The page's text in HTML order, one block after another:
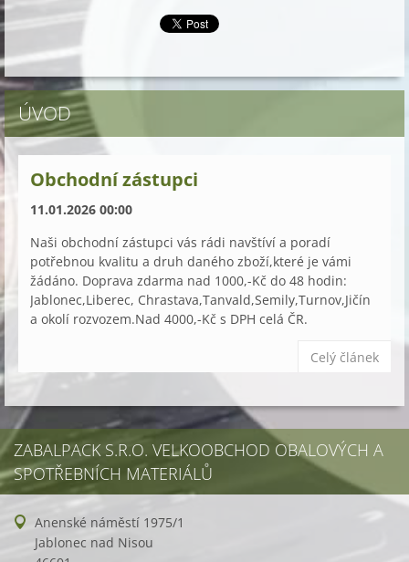
ÚVOD
Obchodní zástupci
11.01.2026 00:00
Naši obchodní zástupci vás rádi navštíví a poradí
potřebnou kvalitu a druh daného zboží,které je vámi
žádáno. Doprava zdarma nad 1000,-Kč do 48 hodin:
Jablonec,Liberec, Chrastava,Tanvald,Semily,Turnov,Jičín
a okolí rozvozem.Nad 4000,-Kč s DPH celá ČR.
Celý článek
ZABALPACK S.R.O. VELKOOBCHOD OBALOVÝCH A
SPOTŘEBNÍCH MATERIÁLŮ
Anenské náměstí 1975/1
Jablonec nad Nisou